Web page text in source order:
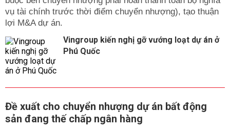
vụ tài chính trước thời điểm chuyển nhượng), tạo thuận
lợi M&A dự án.
Vingroup kiến nghị gỡ vướng loạt dự án ở
Phú Quốc
Đề xuất cho chuyển nhượng dự án bất động
sản đang thế chấp ngân hàng